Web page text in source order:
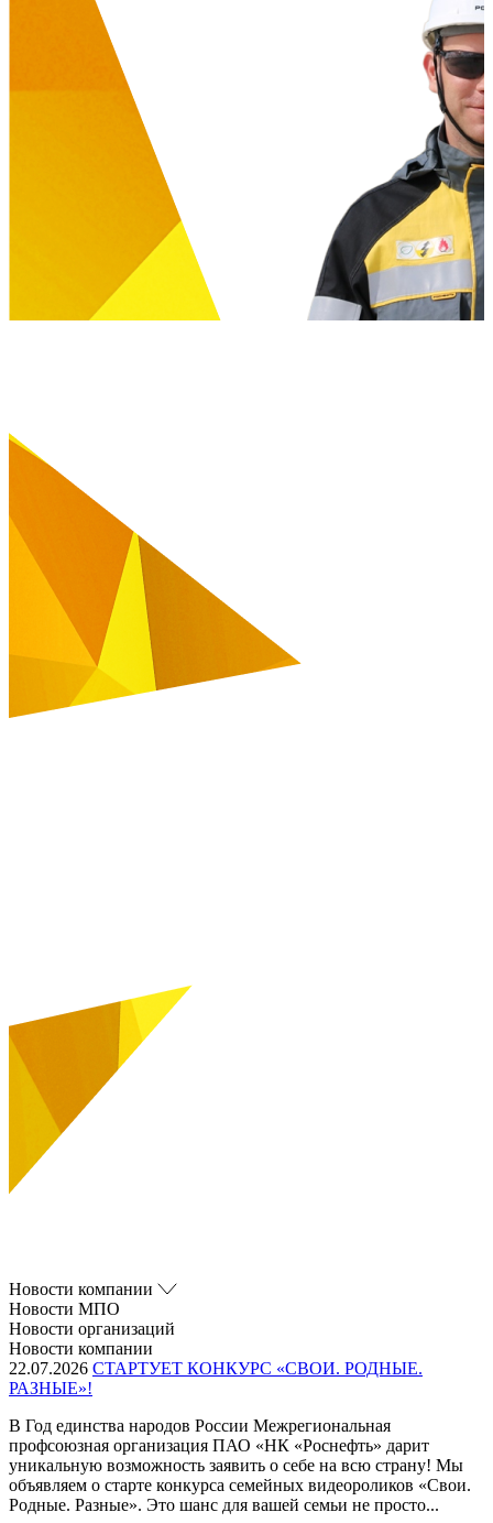
Новости компании
Новости МПО
Новости организаций
Новости компании
22.07.2026 СТАРТУЕТ КОНКУРС «СВОИ. РОДНЫЕ.
РАЗНЫЕ»!
В Год единства народов России Межрегиональная
профсоюзная организация ПАО «НК «Роснефть» дарит
уникальную возможность заявить о себе на всю страну! Мы
объявляем о старте конкурса семейных видеороликов «Свои.
Родные. Разные». Это шанс для вашей семьи не просто...